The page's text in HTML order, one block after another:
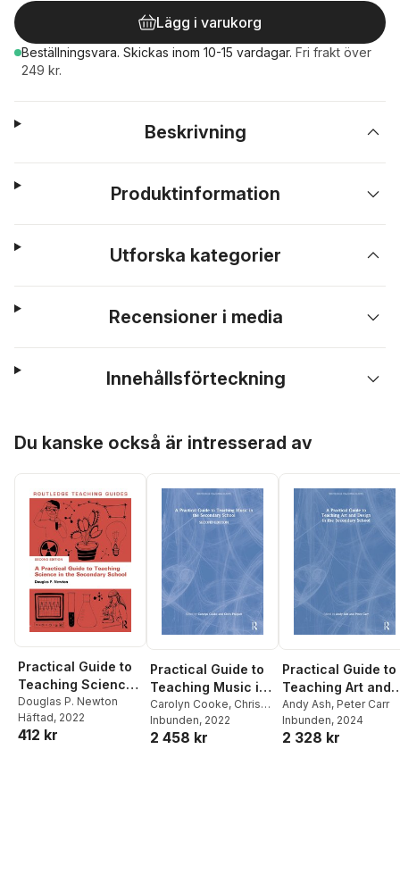
Lägg i varukorg
Beställningsvara. Skickas inom 10-15 vardagar. Fri frakt över
249 kr.
Beskrivning
Produktinformation
Utforska kategorier
Recensioner i media
Innehållsförteckning
Du kanske också är intresserad av
Practical Guide to
Teaching Science
in the Secondary
School
Douglas P. Newton
Häftad, 2022
412 kr
Practical Guide to
Teaching Music in
the Secondary
School
Carolyn Cooke, Chris
Philpott
Inbunden, 2022
2 458 kr
Practical Guide to
Teaching Art and
Design in the
Secondary School
Andy Ash, Peter Carr
Inbunden, 2024
2 328 kr